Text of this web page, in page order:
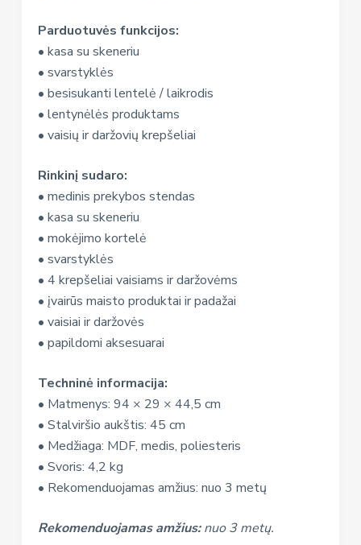
Parduotuvės funkcijos:
• kasa su skeneriu
• svarstyklės
• besisukanti lentelė / laikrodis
• lentynėlės produktams
• vaisių ir daržovių krepšeliai
Rinkinį sudaro:
• medinis prekybos stendas
• kasa su skeneriu
• mokėjimo kortelė
• svarstyklės
• 4 krepšeliai vaisiams ir daržovėms
• įvairūs maisto produktai ir padažai
• vaisiai ir daržovės
• papildomi aksesuarai
Techninė informacija:
• Matmenys: 94 × 29 × 44,5 cm
• Stalviršio aukštis: 45 cm
• Medžiaga: MDF, medis, poliesteris
• Svoris: 4,2 kg
• Rekomenduojamas amžius: nuo 3 metų
Rekomenduojamas amžius:nuo 3 metų.